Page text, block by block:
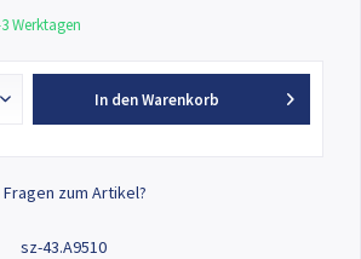
Werktagen
In denWarenkorb
Fragen zum Artikel?
sz-43.A9510